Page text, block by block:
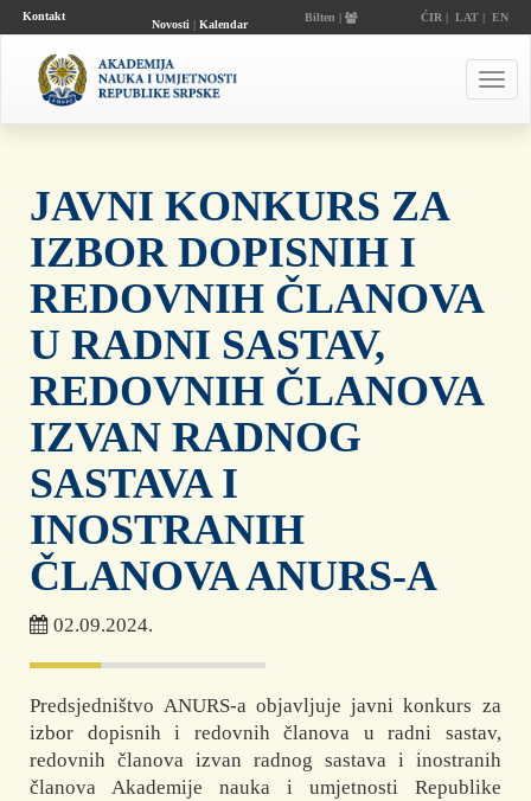
Kontakt
Novosti| Kalendar
Bilten | ĆIR | LAT| EN
JAVNI KONKURS ZA
IZBOR DOPISNIH I
REDOVNIH ČLANOVA
U RADNI SASTAV,
REDOVNIH ČLANOVA
IZVAN RADNOG
SASTAVA I
INOSTRANIH
ČLANOVA ANURS-A
02.09.2024.
Predsjedništvo ANURS-a objavljuje javni konkurs za
izbor dopisnih i redovnih članova u radni sastav,
redovnih članova izvan radnog sastava i inostranih
članova Akademije nauka i umjetnosti Republike